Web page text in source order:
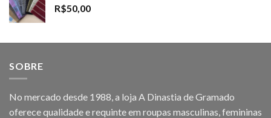
R$50,00
SOBRE
No mercado desde 1988, a loja A Dinastia de Gramado
oferece qualidade e requinte em roupas masculinas, femininas